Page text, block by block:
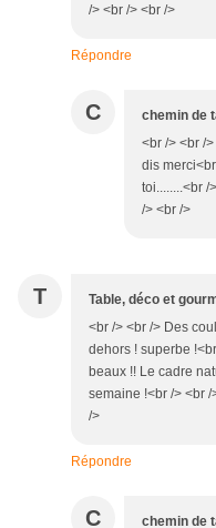
/> <br /> <br />
Répondre
C chemin de
<br /> <br /
dis
toi........<br /
/> <br />
T Table, déco et
<br /> <br /> Des
dehors ! superbe
beaux !! Le cadre
semaine !<br /> <br /
/>
Répondre
C chemin de